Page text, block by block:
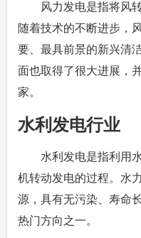
风力发电是指将风
随着技术的不断进步，
要、最具前景的新兴清
面也取得了很大进展，
家。
水利发电行业
水利发电是指利用
机转动发电的过程。水
源，具有无污染、寿命
热门方向之一。